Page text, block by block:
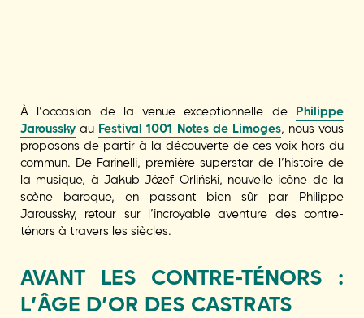
À l’occasion de la venue exceptionnelle de Philippe
Jaroussky au Festival 1001 Notes de Limoges, nous vous
proposons de partir à la découverte de ces voix hors du
commun. De Farinelli, première superstar de l’histoire de
la musique, à Jakub Józef Orliński, nouvelle icône de la
scène baroque, en passant bien sûr par Philippe
Jaroussky, retour sur l’incroyable aventure des contre-
ténors à travers les siècles.
AVANT LES CONTRE-TÉNORS :
L’ÂGE D’OR DES CASTRATS